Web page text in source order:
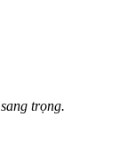
trọng.